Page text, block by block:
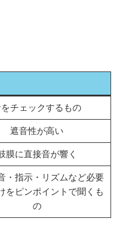
チェックするもの
遮音性が高い
膜に直接音が響く
・指示・リズムなど必要
をピンポイントで聞くも
の